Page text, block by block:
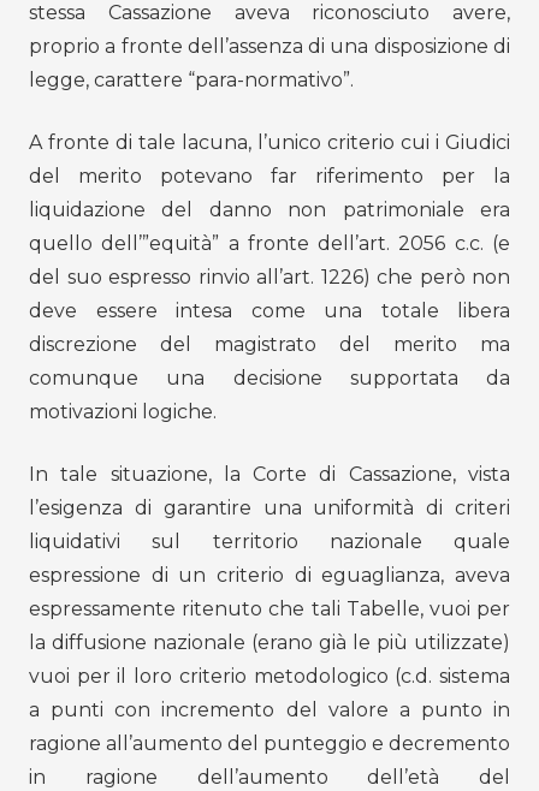
stessa Cassazione aveva riconosciuto avere,
proprio a fronte dell’assenza di una disposizione di
legge, carattere “para-normativo”.
A fronte di tale lacuna, l’unico criterio cui i Giudici
del merito potevano far riferimento per la
liquidazione del danno non patrimoniale era
quello dell’”equità” a fronte dell’art. 2056 c.c. (e
del suo espresso rinvio all’art. 1226) che però non
deve essere intesa come una totale libera
discrezione del magistrato del merito ma
comunque una decisione supportata da
motivazioni logiche.
In tale situazione, la Corte di Cassazione, vista
l’esigenza di garantire una uniformità di criteri
liquidativi sul territorio nazionale quale
espressione di un criterio di eguaglianza, aveva
espressamente ritenuto che tali Tabelle, vuoi per
la diffusione nazionale (erano già le più utilizzate)
vuoi per il loro criterio metodologico (c.d. sistema
a punti con incremento del valore a punto in
ragione all’aumento del punteggio e decremento
in ragione dell’aumento dell’età del